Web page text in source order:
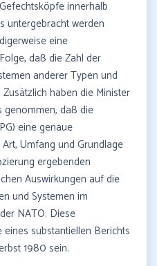
innerhalb
untergebracht werden
eine
daß die Zahl der
anderer Typen und
haben die Minister
daß die
eine genaue
Umfang und Grundlage
ergebenden
Auswirkungen auf die
und Systemen im
NATO. Diese
substantiellen Berichts
1980 sein.